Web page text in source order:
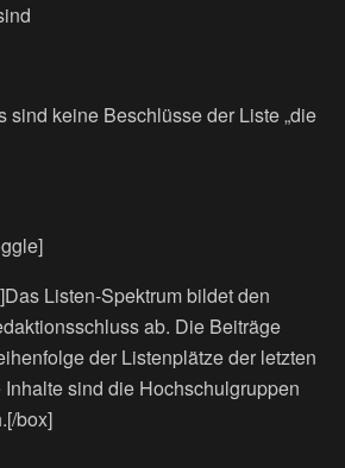
sind keine Beschlüsse der Liste „die
Listen-Spektrum bildet den
ab. Die Beiträge
der Listenplätze der letzten
sind die Hochschulgruppen
box]